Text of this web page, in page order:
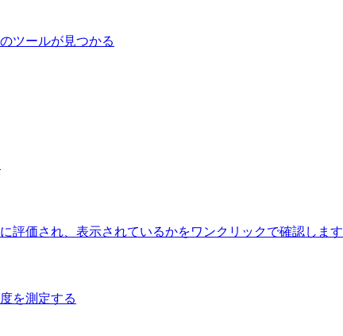
ツールが見つかる
評価され、表示されているかをワンクリックで確認します
を測定する